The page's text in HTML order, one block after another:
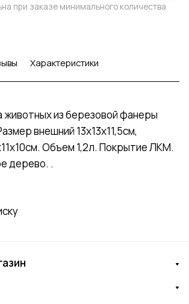
при заказе минимального количества
Характеристики
животных из березовой фанеры
внешний 13х13х11,5см,
Объем 1,2л. Покрытие ЛКМ.
дерево. .